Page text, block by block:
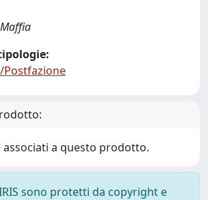
Postfazione
associati a questo prodotto.
sono protetti da copyright e